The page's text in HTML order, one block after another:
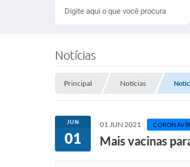
Notícias
Principal Notícias
JUN
01
01 JUN 2021
Mais vacinas